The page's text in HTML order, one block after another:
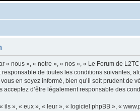
« nous », « notre », « nos », « Le Forum de
de toutes les conditions suivantes,
en soyez informé, bien qu’il soit prudent
d’être légalement responsable des
», « eux », « leur », « logiciel phpBB », «